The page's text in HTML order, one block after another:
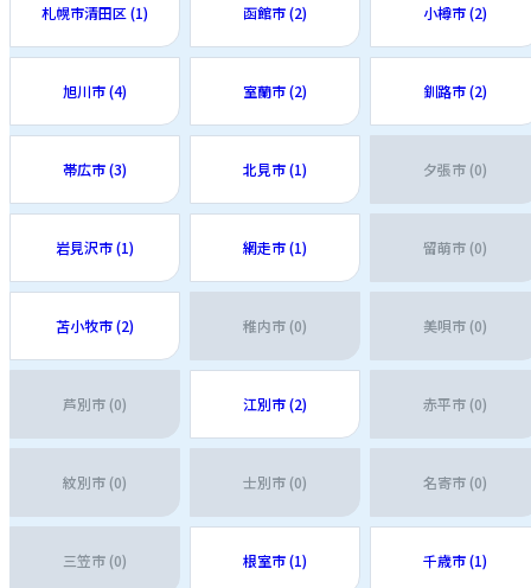
札幌市清田区 (1) 函館市 (2) 小樽市 (2)
旭川市 (4) 室蘭市 (2) 釧路市 (2)
帯広市 (3) 北見市 (1) 夕張市 (0)
岩見沢市 (1) 網走市 (1) 留萌市 (0)
苫小牧市 (2) 稚内市 (0) 美唄市 (0)
芦別市 (0) 江別市 (2) 赤平市 (0)
紋別市 (0) 士別市 (0) 名寄市 (0)
三笠市 (0) 根室市 (1) 千歳市 (1)